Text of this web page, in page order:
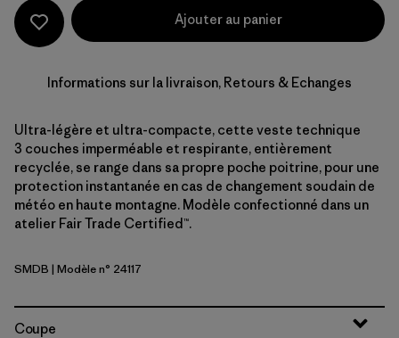
Ajouter au panier
Informations sur la livraison, Retours & Echanges
Ultra-légère et ultra-compacte, cette veste technique
3 couches imperméable et respirante, entièrement
recyclée, se range dans sa propre poche poitrine, pour une
protection instantanée en cas de changement soudain de
météo en haute montagne. Modèle confectionné dans un
atelier Fair Trade Certified™.
Smolder Blue
SMDB | Modèle n° 24117
Coupe